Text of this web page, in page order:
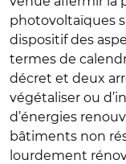
photovoltaïques
dispositif des
termes de
décret et deux
végétaliser ou
d’énergies
bâtiments non
lourdement